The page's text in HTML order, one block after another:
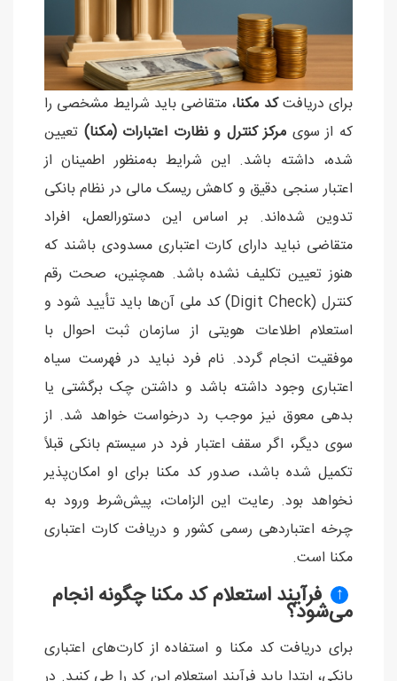
برای دریافتکد مکنا، متقاضی باید شرایط مشخصی را
که از سوی مرکز کنترل و نظارت اعتبارات (مکنا) تعیین
شده، داشته باشد. این شرایط به‌منظور اطمینان از
اعتبار سنجی دقیق و کاهش ریسک مالی در نظام بانکی
تدوین شده‌اند. بر اساس این دستورالعمل، افراد
متقاضی نباید دارای کارت اعتباری مسدودی باشند که
هنوز تعیین تکلیف نشده باشد. همچنین، صحت رقم
کنترل (Digit Check) کد ملی آن‌ها باید تأیید شود و
استعلام اطلاعات هویتی از سازمان ثبت احوال با
موفقیت انجام گردد. نام فرد نباید در فهرست سیاه
اعتباری وجود داشته باشد و داشتن چک برگشتی یا
بدهی معوق نیز موجب رد درخواست خواهد شد. از
سوی دیگر، اگر سقف اعتبار فرد در سیستم بانکی قبلاً
تکمیل شده باشد، صدور کد مکنا برای او امکان‌پذیر
نخواهد بود. رعایت این الزامات، پیش‌شرط ورود به
چرخه اعتباردهی رسمی کشور و دریافت کارت اعتباری
مکنا است.
↑ فرآیند استعلام کد مکنا چگونه انجام
می‌شود؟
برای دریافت کد مکنا و استفاده از کارت‌های اعتباری